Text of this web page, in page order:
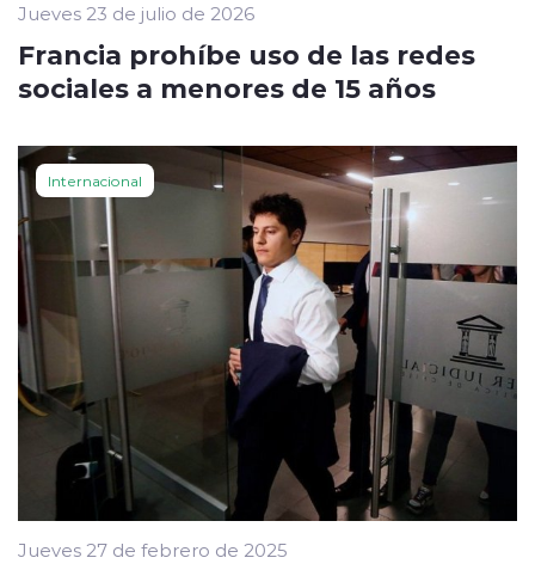
Jueves 23 de julio de 2026
Francia prohíbe uso de las redes
sociales a menores de 15 años
Internacional
Jueves 27 de febrero de 2025